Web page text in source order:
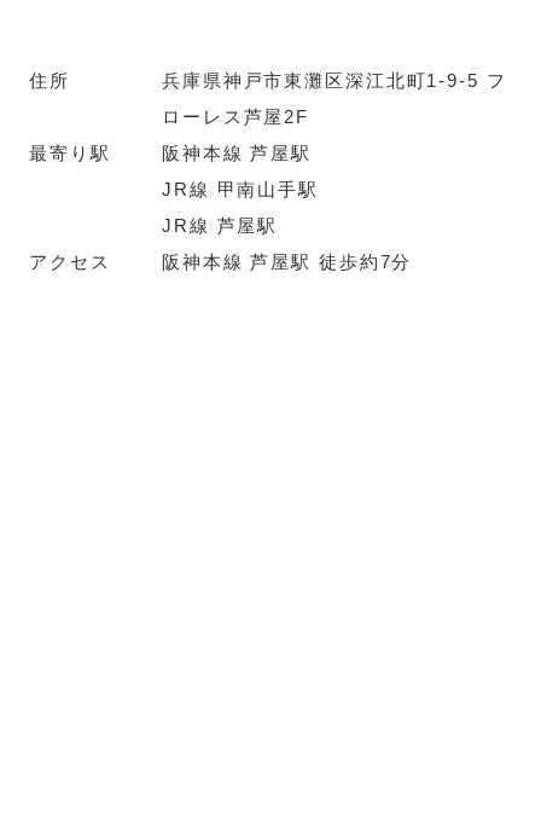
住所
兵庫県神戸市東灘区深江北町1-9-5 フ
ローレス芦屋2F
最寄り駅
阪神本線 芦屋駅
JR線 甲南山手駅
JR線 芦屋駅
アクセス
阪神本線 芦屋駅 徒歩約7分